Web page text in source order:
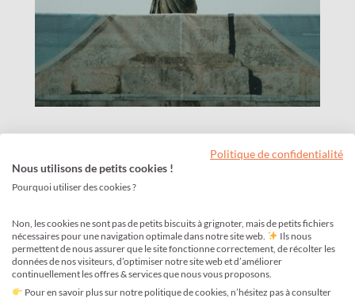
Bénéficiaire effectif :
obligations légales et
démarches pour les entreprises
Août 6, 2025—Petit Lexique
Le bénéficiaire effectif est un élément central de la
transparence financière des entreprises. Toute société
Politique de confidentialité
Nous utilisons de petits cookies !
Pourquoi utiliser des cookies ?
Non, les cookies ne sont pas de petits biscuits à grignoter, mais de petits fichiers
nécessaires pour une navigation optimale dans notre site web.
Ils nous
permettent de nous assurer que le site fonctionne correctement, de récolter les
données de nos visiteurs, d’optimiser notre site web et d’améliorer
continuellement les offres & services que nous vous proposons.
Pour en savoir plus sur notre politique de cookies, n’hésitez pas à consulter